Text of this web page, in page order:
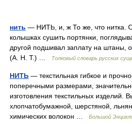
нить — НИТЬ, и, ж То же, что нитка.
колышках сушить портянки,
другой подшивал заплату на штаны,
(А. Н. Т.) …
Толковый словарь русских
НИТЬ — текстильная гибкое и
поперечными размерами,
изготовления текстильных изделий.
хлопчатобумажной, шерстяной,
химических волокон …
Большой